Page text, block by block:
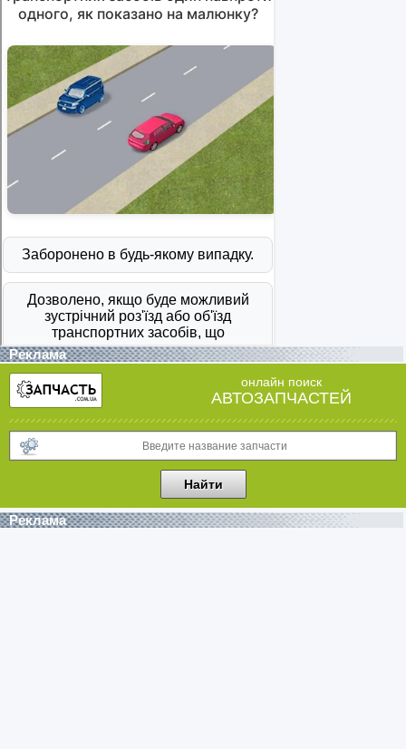
Реклама
онлайн поиск
АВТОЗАПЧАСТЕЙ
Реклама